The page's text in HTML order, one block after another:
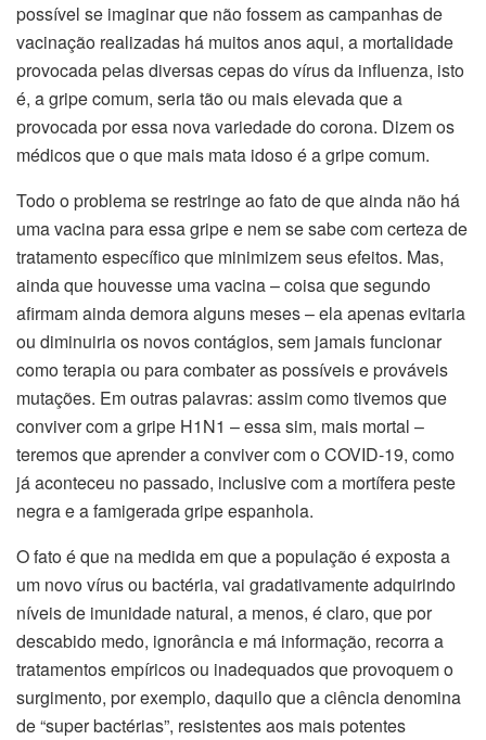
possível se imaginar que não fossem as campanhas de
vacinação realizadas há muitos anos aqui, a mortalidade
provocada pelas diversas cepas do vírus da influenza, isto
é, a gripe comum, seria tão ou mais elevada que a
provocada por essa nova variedade do corona. Dizem os
médicos que o que mais mata idoso é a gripe comum.
Todo o problema se restringe ao fato de que ainda não há
uma vacina para essa gripe e nem se sabe com certeza de
tratamento específico que minimizem seus efeitos. Mas,
ainda que houvesse uma vacina – coisa que segundo
afirmam ainda demora alguns meses – ela apenas evitaria
ou diminuiria os novos contágios, sem jamais funcionar
como terapia ou para combater as possíveis e prováveis
mutações. Em outras palavras: assim como tivemos que
conviver com a gripe H1N1 – essa sim, mais mortal –
teremos que aprender a conviver com o COVID-19, como
já aconteceu no passado, inclusive com a mortífera peste
negra e a famigerada gripe espanhola.
O fato é que na medida em que a população é exposta a
um novo vírus ou bactéria, vai gradativamente adquirindo
níveis de imunidade natural, a menos, é claro, que por
descabido medo, ignorância e má informação, recorra a
tratamentos empíricos ou inadequados que provoquem o
surgimento, por exemplo, daquilo que a ciência denomina
de “super bactérias”, resistentes aos mais potentes